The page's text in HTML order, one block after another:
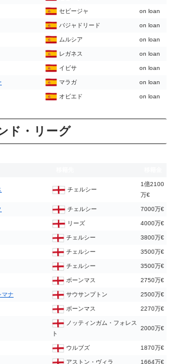
セビージャ on loan
バジャドリード on loan
ムルシア on loan
レガネス on loan
イビサ on loan
マラガ on loan
オビエド on loan
ド・リーグ
チェルシー
1億2100
万€
チェルシー 7000万€
リーズ 4000万€
チェルシー 3800万€
チェルシー 3500万€
チェルシー 3500万€
ボーンマス 2750万€
マナ サウサンプトン 2500万€
ボーンマス 2270万€
ノッティンガム・フォレス
ト
2000万€
ウルブズ 1870万€
アストン・ヴィラ 1664万€